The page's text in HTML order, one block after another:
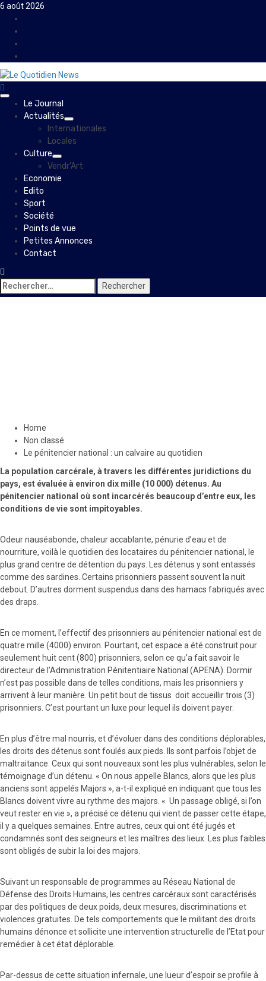
Skip
content
6 août 2026
Primary
Menu
Le Journal
Actualités
Internationales
Locales
Culture
Vendr’Art
Economie
Edito
Sport
Société
Points de vue
Petites Annonces
Contact
Rechercher :
Home
Non classé
Le pénitencier national : un calvaire au quotidien
La population carcérale, à travers les différentes juridictions du
pays, est évaluée à environ dix mille (10 000) détenus. Au
pénitencier national où sont incarcérés beaucoup d’entre eux, les
conditions de vie sont impitoyables.
Odeur nauséabonde, chaleur accablante, pénurie d’eau et de
nourriture, voilà le quotidien des locataires du pénitencier national, le
plus grand centre de détention du pays. Les détenus y sont entassés
comme des sardines. Certains prisonniers passent souvent la nuit
debout. D’autres dorment suspendus dans des hamacs fabriqués avec
des draps.
En ce moment, l’effectif des prisonniers au pénitencier national est de
quatre mille (4000) environ. Pourtant, cet espace a été construit pour
seulement huit cent (800) prisonniers, selon ce qu’a fait savoir le
directeur de l’Administration Pénitentiaire National (APENA). Dormir
n’est pas possible dans de telles conditions, mais les prisonniers y
arrivent à leur manière. Un petit bout de tissus doit accueillir trois (3)
prisonniers. C’est pourtant un luxe pour lequel ils doivent payer.
En plus d’être mal nourris, et d’évoluer dans des conditions déplorables,
les droits des détenus sont foulés aux pieds. Ils sont parfois l’objet de
maltraitance. Ceux qui sont nouveaux sont les plus vulnérables, selon le
témoignage d’un détenu. « On nous appelle Blancs, alors que les plus
anciens sont appelés Majors », a-t-il expliqué en indiquant que tous les
Blancs doivent vivre au rythme des majors. « Un passage obligé, si l’on
veut rester en vie », a précisé ce détenu qui vient de passer cette étape,
il y a quelques semaines. Entre autres, ceux qui ont été jugés et
condamnés sont des seigneurs et les maîtres des lieux. Les plus faibles
sont obligés de subir la loi des majors.
Suivant un responsable de programmes au Réseau National de
Défense des Droits Humains, les centres carcéraux sont caractérisés
par des politiques de deux poids, deux mesures, discriminations et
violences gratuites. De tels comportements que le militant des droits
humains dénonce et sollicite une intervention structurelle de l’Etat pour
remédier à cet état déplorable.
Par-dessus de cette situation infernale, une lueur d’espoir se profile à